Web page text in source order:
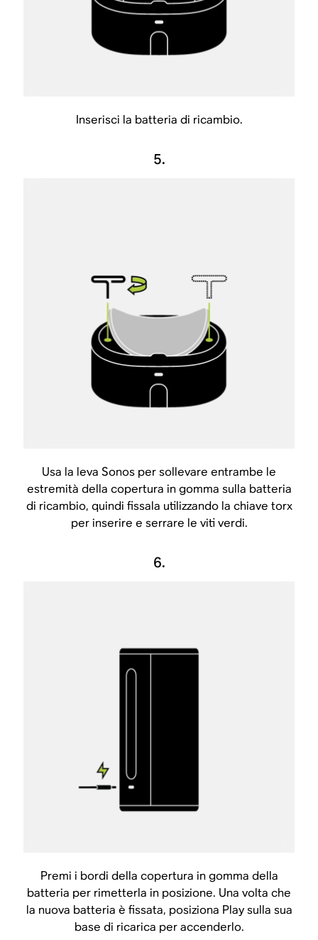
Inserisci la batteria di ricambio.
5.
Usa la leva Sonos per sollevare entrambe le
estremità della copertura in gomma sulla batteria
di ricambio, quindi fissala utilizzando la chiave torx
per inserire e serrare le viti verdi.
6.
Premi i bordi della copertura in gomma della
batteria per rimetterla in posizione. Una volta che
la nuova batteria è fissata, posiziona Play sulla sua
base di ricarica per accenderlo.